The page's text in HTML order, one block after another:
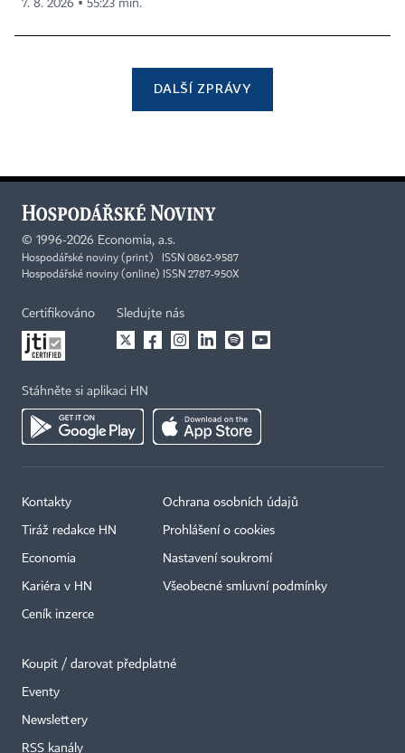
7. 8. 2026 ▪ 55:23 min.
DALŠÍ ZPRÁVY
© 1996-2026 Economia, a.s.
Hospodářské noviny (print) ISSN 0862-9587
Hospodářské noviny (online) ISSN 2787-950X
Certifikováno Sledujte nás
Stáhněte si aplikaci HN
Kontakty
Tiráž redakce HN
Economia
Kariéra v HN
Ceník inzerce
Ochrana osobních údajů
Prohlášení o cookies
Nastavení soukromí
Všeobecné smluvní podmínky
Koupit / darovat předplatné
Eventy
Newslettery
RSS kanály